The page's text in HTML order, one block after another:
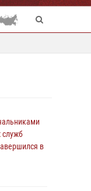
служб
в